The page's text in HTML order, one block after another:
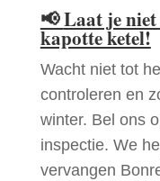
📢Laat je niet
kapotte ketel!
Wacht niet tot
controleren en
winter. Bel ons
inspectie. We
vervangen